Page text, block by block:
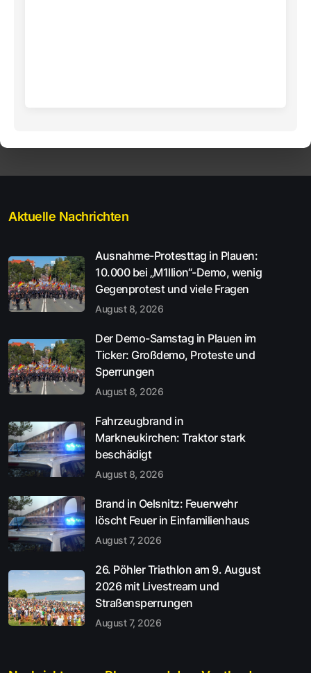
Aktuelle Nachrichten
Ausnahme-Protesttag in Plauen:
10.000 bei „M1llion“-Demo, wenig
Gegenprotest und viele Fragen
August 8, 2026
Der Demo-Samstag in Plauen im
Ticker: Großdemo, Proteste und
Sperrungen
August 8, 2026
Fahrzeugbrand in
Markneukirchen: Traktor stark
beschädigt
August 8, 2026
Brand in Oelsnitz: Feuerwehr
löscht Feuer in Einfamilienhaus
August 7, 2026
26. Pöhler Triathlon am 9. August
2026 mit Livestream und
Straßensperrungen
August 7, 2026